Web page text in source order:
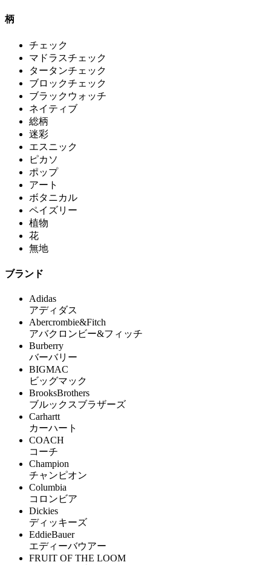
柄
チェック
マドラスチェック
タータンチェック
ブロックチェック
ブラックウォッチ
ネイティブ
総柄
迷彩
エスニック
ピカソ
ポップ
アート
ボタニカル
ペイズリー
植物
花
無地
ブランド
Adidas
アディダス
Abercrombie&Fitch
アバクロンビー&フィッチ
Burberry
バーバリー
BIGMAC
ビッグマック
BrooksBrothers
ブルックスブラザーズ
Carhartt
カーハート
COACH
コーチ
Champion
チャンピオン
Columbia
コロンビア
Dickies
ディッキーズ
EddieBauer
エディーバウアー
FRUIT OF THE LOOM